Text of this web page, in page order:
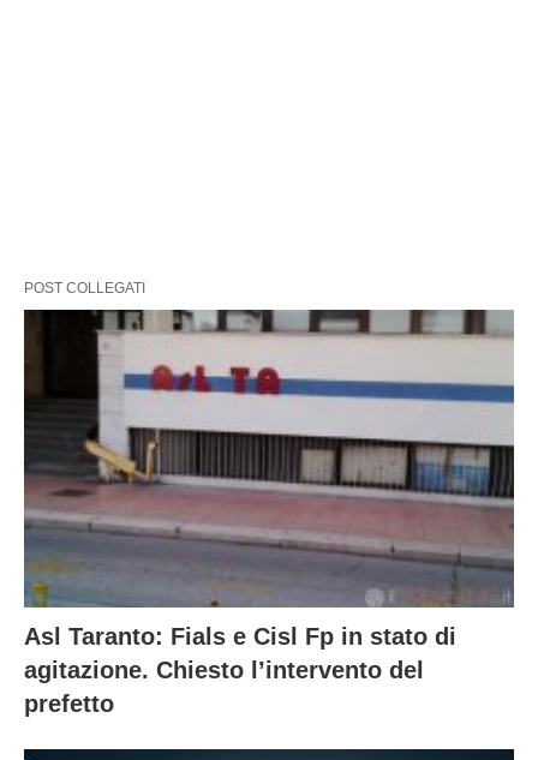
POST COLLEGATI
Asl Taranto: Fials e Cisl Fp in stato di
agitazione. Chiesto l’intervento del
prefetto